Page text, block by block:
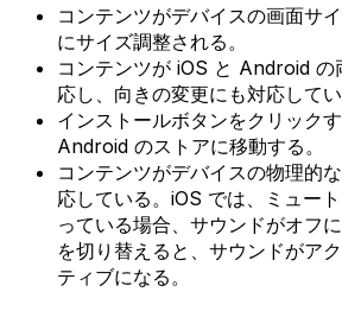
コンテンツがデバイスの画面サ
にサイズ調整される。
コンテンツが iOS と Android の
応し、向きの変更にも対応してい
インストールボタンをクリック
Android のストアに移動する。
コンテンツがデバイスの物理的
応している。iOS では、ミュー
っている場合、サウンドがオフ
を切り替えると、サウンドがア
ティブになる。